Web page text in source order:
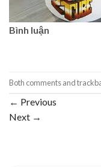
Bình luận
Both comments and
← Previous
Next →